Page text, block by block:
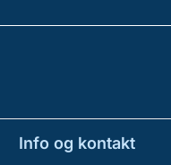
Info og kontakt